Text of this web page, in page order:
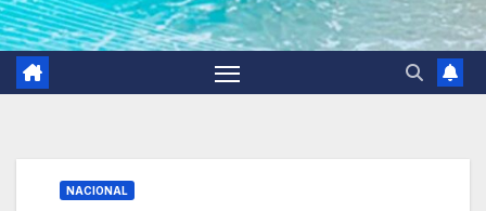
NACIONAL